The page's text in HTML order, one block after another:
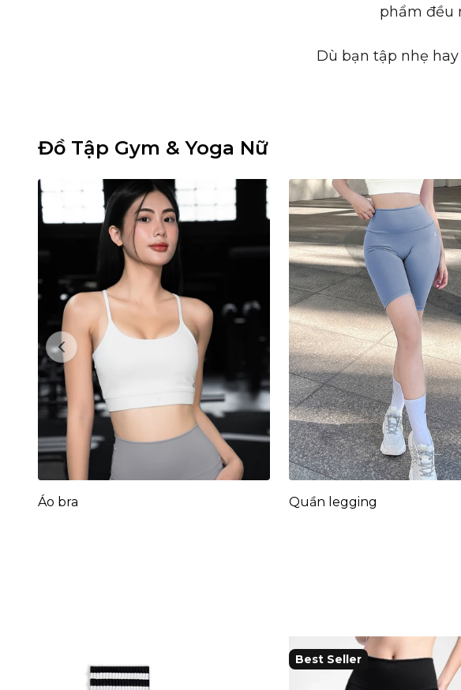
phẩm đều
Dù bạn tập nhẹ hay
Đồ Tập Gym & Yoga Nữ
Áo bra Quần legging
Previous
Best Seller